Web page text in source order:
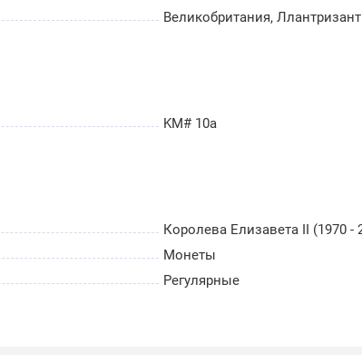
Великобритания, Ллантризант
KM# 10a
Королева Елизавета II (1970 -
Монеты
Регулярные